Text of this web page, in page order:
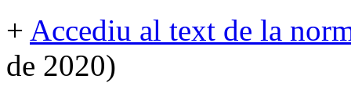
+ Accediu al text de la
de 2020)